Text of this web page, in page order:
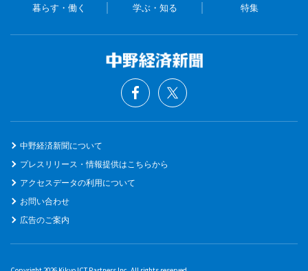
暮らす・働く 学ぶ・知る 特集
中野経済新聞について
プレスリリース・情報提供はこちらから
アクセスデータの利用について
お問い合わせ
広告のご案内